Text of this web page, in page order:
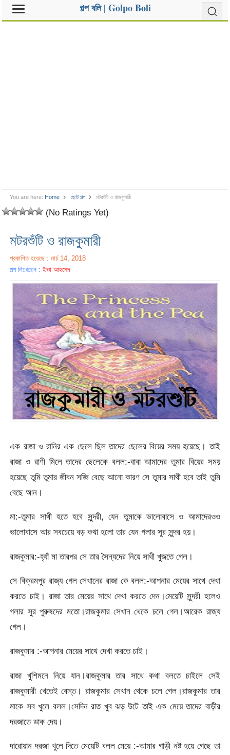
গল্প বলি | Golpo Boli
You are here: Home ছোট গল্প মটরশুঁটি ও রাজকুমারী
(No Ratings Yet)
মটরশুঁটি ও রাজকুমারী
প্রকাশিত হয়েছে : মার্চ 14, 2018
গল্প লিখেছেন :ইভা আহমেদ
এক রাজা ও রানির এক ছেলে ছিল তাদের ছেলের বিয়ের সময় হয়েছে। তাই
রাজা ও রাণী মিলে তাদের ছেলেকে বলল:-বাবা আমাদের তুমার বিয়ের সময়
হয়েছে তুমি তুমার জীবন সজ্ঞি বেছে আনো কারণ সে তুমার সাথী হবে তাই তুমি
বেছে আন।
মা:-তুমার সাথী হতে হবে সুন্দরী, যেন তুমাকে ভালোবাসে ও আমাদেরওও
ভালোবাসে আর সবচেয়ে বড় কথা হলো তার যেন গলার সুর সুন্দর হয়।
রাজকুমার:-হ্যাঁ মা তারপর সে তার সৈন্যদের নিয়ে সাথী খুজতে গেল।
সে বিক্রমপুর রাজ্য গেল সেখানের রাজা কে বলল:-আপনার মেয়ের সাথে দেখা
করতে চাই। রাজা তার মেয়ের সাথে দেখা করতে দেন।মেয়েটি সুন্দরী হলেও
গলার সুর পুরুষদের মতো।রাজকুমার সেখান থেকে চলে গেল।আরেক রাজ্য
গেল।
রাজকুমার :-আপনার মেয়ের সাথে দেখা করতে চাই।
রাজা খুশিমনে নিয়ে যান।রাজকুমার তার সাথে কথা বলতে চাইলে সেই
রাজকুমারী খেতেই বেস্ত। রাজকুমার সেখান থেকে চলে গেল।রাজকুমার তার
মাকে সব খুলে বলল।সেদিন রাত খুব ঝড় উটে তাই এক মেয়ে তাদের বাড়ীর
দরজাতে ডাক দেয়।
দারোয়ান দরজা খুলে দিতে মেয়েটি বলল মেয়ে :-আমার গাড়ী নষ্ট হয়ে গেছে তা